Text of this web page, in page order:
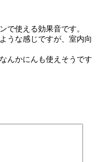
で使える効果音です。
うな感じですが、室内向
んかにんも使えそうです